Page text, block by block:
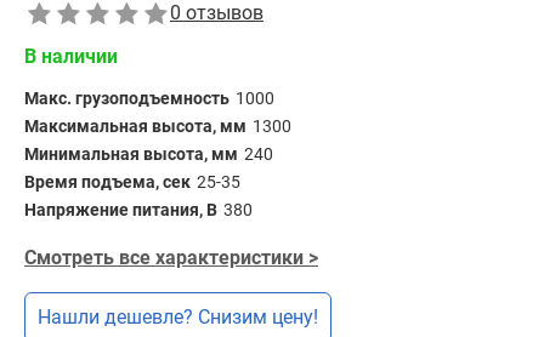
0 отзывов
В наличии
Макс. грузоподъемность 1000
Максимальная высота, мм 1300
Минимальная высота, мм 240
Время подъема, сек 25-35
Напряжение питания, В 380
Смотреть все характеристики >
Нашли дешевле? Снизим цену!